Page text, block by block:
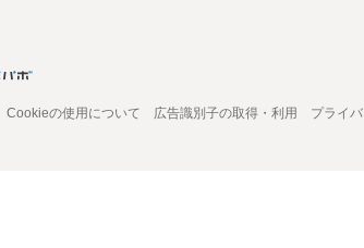
Cookieの使用について 広告識別子の取得・利用 プライ